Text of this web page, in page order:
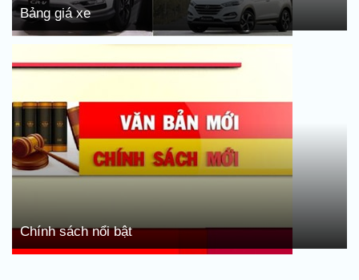
Bảng giá xe
Chính sách nổi bật